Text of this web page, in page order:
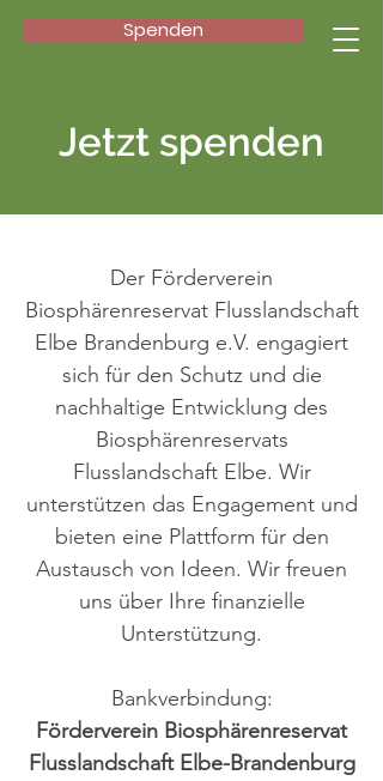
Spenden
Jetzt spenden
Der Förderverein
Biosphärenreservat Flusslandschaft
Elbe Brandenburg e.V. engagiert
sich für den Schutz und die
nachhaltige Entwicklung des
Biosphärenreservats
Flusslandschaft Elbe. Wir
unterstützen das Engagement und
bieten eine Plattform für den
Austausch von Ideen. Wir freuen
uns über Ihre finanzielle
Unterstützung.
Bankverbindung:
Förderverein Biosphärenreservat
Flusslandschaft Elbe-Brandenburg